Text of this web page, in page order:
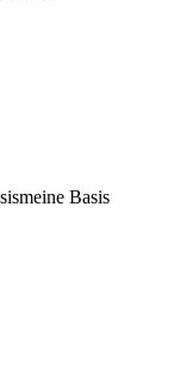
meine Basis